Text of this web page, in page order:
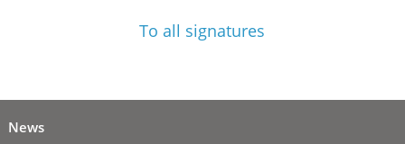
To all signatures
News